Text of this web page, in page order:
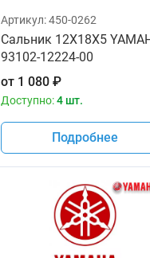
Артикул:450-0262
Сальник 12X18X5
93102-12224-00
от 1 080₽
Доступно:4 шт.
Подробнее